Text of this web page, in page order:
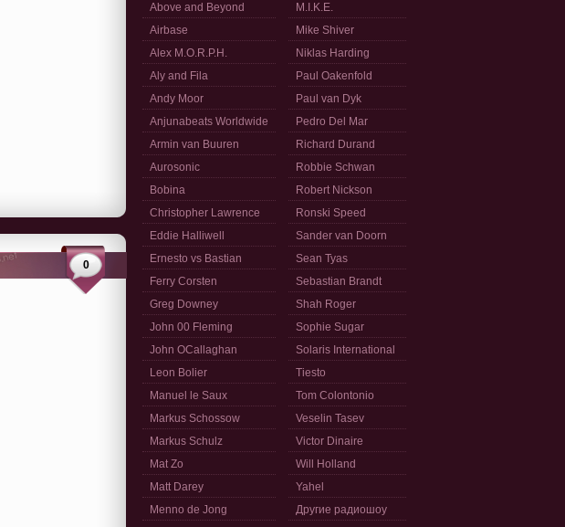
0
Above and Beyond
Airbase
Alex M.O.R.P.H.
Aly and Fila
Andy Moor
Anjunabeats Worldwide
Armin van Buuren
Aurosonic
Bobina
Christopher Lawrence
Eddie Halliwell
Ernesto vs Bastian
Ferry Corsten
Greg Downey
John 00 Fleming
John OCallaghan
Leon Bolier
Manuel le Saux
Markus Schossow
Markus Schulz
Mat Zo
Matt Darey
Menno de Jong
M.I.K.E.
Mike Shiver
Niklas Harding
Paul Oakenfold
Paul van Dyk
Pedro Del Mar
Richard Durand
Robbie Schwan
Robert Nickson
Ronski Speed
Sander van Doorn
Sean Tyas
Sebastian Brandt
Shah Roger
Sophie Sugar
Solaris International
Tiesto
Tom Colontonio
Veselin Tasev
Victor Dinaire
Will Holland
Yahel
Другие радиошоу